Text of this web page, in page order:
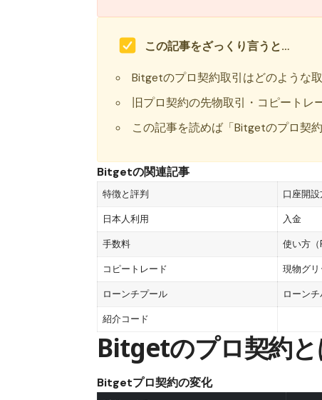
この記事をざっくり言うと…
Bitgetのプロ契約取引はどのような
旧プロ契約の先物取引・コピートレ
この記事を読めば「Bitgetのプロ契
Bitgetの関連記事
特徴と評判 口座開
日本人利用 入金
手数料 使い方（
コピートレード 現物グリ
ローンチプール ローン
紹介コード
Bitgetのプロ契約
Bitgetプロ契約の変化